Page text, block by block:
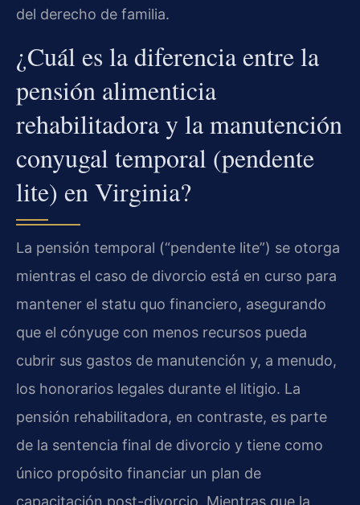
del derecho de familia.
¿Cuál es la diferencia entre la
pensión alimenticia
rehabilitadora y la manutención
conyugal temporal (pendente
lite) en Virginia?
La pensión temporal (“pendente lite”) se otorga
mientras el caso de divorcio está en curso para
mantener el statu quo financiero, asegurando
que el cónyuge con menos recursos pueda
cubrir sus gastos de manutención y, a menudo,
los honorarios legales durante el litigio. La
pensión rehabilitadora, en contraste, es parte
de la sentencia final de divorcio y tiene como
único propósito financiar un plan de
capacitación post-divorcio. Mientras que la